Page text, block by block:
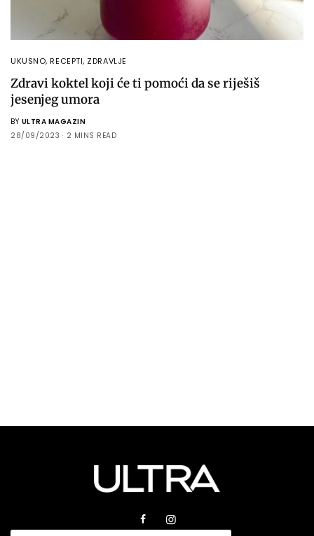
UKUSNO,RECEPTI, ZDRAVLJE
Zdravi koktel koji će ti pomoći da se riješiš
jesenjeg umora
BY ULTRA MAGAZIN
28/09/2023
2 MINS READ